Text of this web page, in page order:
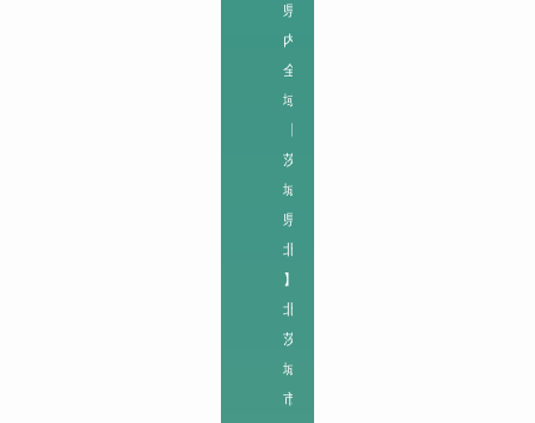
県
内
全
域
茨
城
県
北
】
北
茨
城
市